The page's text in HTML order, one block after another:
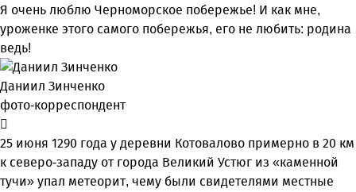
Я очень люблю Черноморское побережье! И как мне,
уроженке этого самого побережья, его не любить: родина
ведь!
Даниил Зинченко
фото-корреспондент
25 июня 1290 года у деревни Котовалово примерно в 20 км
к северо-западу от города Великий Устюг из «каменной
тучи» упал метеорит, чему были свидетелями местные